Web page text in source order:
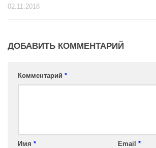
02.11.2018
ДОБАВИТЬ КОММЕНТАРИЙ
Комментарий *
Имя * Email *